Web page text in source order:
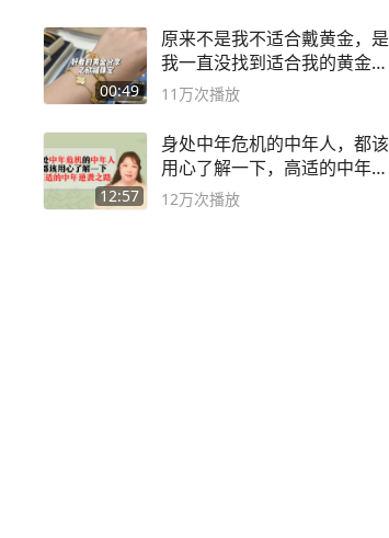
00:49
原来不是我不适合戴黄金，是
我一直没找到适合我的黄金
😭
11万次播放
12:57
身处中年危机的中年人，都该
用心了解一下，高适的中年逆
袭之路
12万次播放